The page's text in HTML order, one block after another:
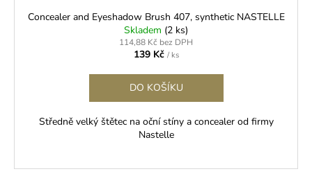
Concealer and Eyeshadow Brush 407, synthetic NASTELLE
Skladem (2 ks)
114,88 Kč bez DPH
139 Kč / ks
DO KOŠÍKU
Středně velký štětec na oční stíny a concealer od firmy
Nastelle